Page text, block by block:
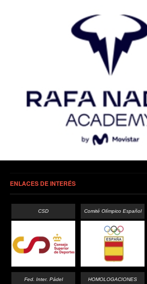
ENLACES DE INTERÉS
CSD Comité Olímpico Español
Fed. Inter. Pádel HOMOLOGACIONES